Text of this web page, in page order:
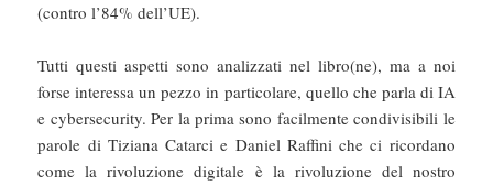
(contro l’84% dell’UE).
Tutti questi aspetti sono analizzati nel libro(ne), ma a noi
forse interessa un pezzo in particolare, quello che parla di IA
e cybersecurity. Per la prima sono facilmente condivisibili le
parole di Tiziana Catarci e Daniel Raffini che ci ricordano
come la rivoluzione digitale è la rivoluzione del nostro